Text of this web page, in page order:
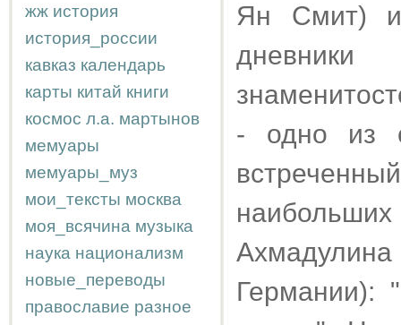
жж история
история_россии
кавказ календарь
карты китай книги
космос л.а. мартынов
мемуары
мемуары_муз
мои_тексты москва
моя_всячина музыка
наука национализм
новые_переводы
православие разное
Ян Смит) и
- одно из
Германии):